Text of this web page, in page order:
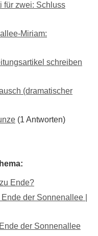
für zwei: Schluss
Miriam:
schreiben
(dramatischer
(1 Antworten)
Ende?
der Sonnenallee |
der Sonnenallee